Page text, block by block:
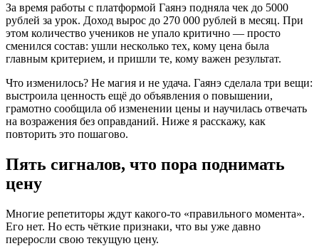
За время работы с платформой Гаянэ подняла чек до 5000
рублей за урок. Доход вырос до 270 000 рублей в месяц. При
этом количество учеников не упало критично — просто
сменился состав: ушли несколько тех, кому цена была
главным критерием, и пришли те, кому важен результат.
Что изменилось? Не магия и не удача. Гаянэ сделала три вещи:
выстроила ценность ещё до объявления о повышении,
грамотно сообщила об изменении цены и научилась отвечать
на возражения без оправданий. Ниже я расскажу, как
повторить это пошагово.
Пять сигналов, что пора поднимать
цену
Многие репетиторы ждут какого-то «правильного момента».
Его нет. Но есть чёткие признаки, что вы уже давно
переросли свою текущую цену.